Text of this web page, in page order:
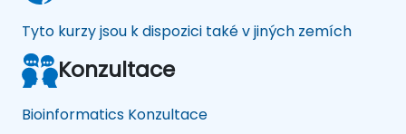
Tyto kurzy jsou k dispozici také v jiných zemích
Konzultace
Bioinformatics Konzultace